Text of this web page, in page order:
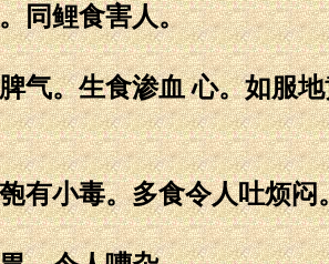
同鲤食害人。
气。生食渗血 心。如服
有小毒。多食令人吐烦闷